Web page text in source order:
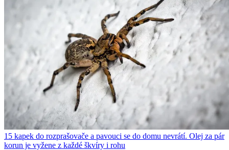
15 kapek do rozprašovače a pavouci se do domu nevrátí. Olej za pár
korun je vyžene z každé škvíry i rohu